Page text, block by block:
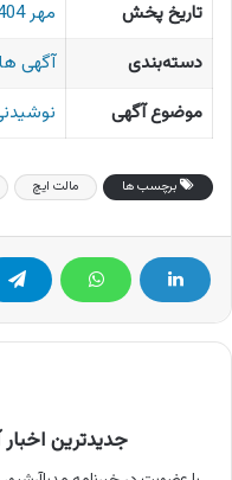
تاریخ پخش
مهر 1404
دسته‌بندی
آگهی
موضوع آگهی
برچسب ها مالت ایچ
جدیدترین